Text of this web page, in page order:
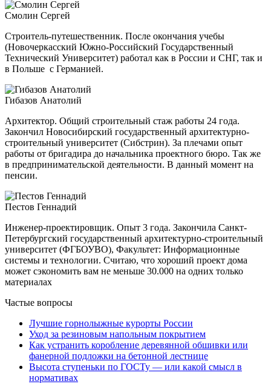
Смолин Сергей
Строитель-путешественник. После окончания учебы
(Новочеркасский Южно-Российский Государственный
Технический Университет) работал как в России и СНГ, так и
в Польше с Германией.
Гибазов Анатолий
Архитектор. Общий строительный стаж работы 24 года.
Закончил Новосибирский государственный архитектурно-
строительный университет (Сибстрин). За плечами опыт
работы от бригадира до начальника проектного бюро. Так же
в предпринимательской деятельности. В данный момент на
пенсии.
Пестов Геннадий
Инженер-проектировщик. Опыт 3 года. Закончила Санкт-
Петербургский государственный архитектурно-строительный
университет (ФГБОУВО), Факультет: Информационные
системы и технологии. Считаю, что хороший проект дома
может сэкономить вам не меньше 30.000 на одних только
материалах
Частые вопросы
Лучшие горнолыжные курорты России
Уход за резиновым напольным покрытием
Как устранить коробление деревянной обшивки или
фанерной подложки на бетонной лестнице
Высота ступеньки по ГОСТу — или какой смысл в
нормативах